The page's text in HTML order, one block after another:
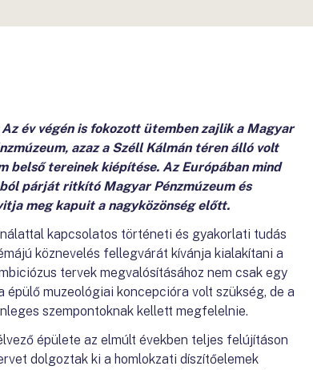
év végén is fokozott ütemben zajlik a Magyar
azaz a Széll Kálmán téren álló volt
belső tereinek kiépítése. Az Európában mind
párját ritkító Magyar Pénzmúzeum és
meg kapuit a nagyközönség előtt.
kapcsolatos történeti és gyakorlati tudás
köznevelés fellegvárát kívánja kialakítani a
tervek megvalósításához nem csak egy
muzeológiai koncepcióra volt szükség, de a
szempontoknak kellett megfelelnie.
épülete az elmúlt években teljes felújításon
dolgoztak ki a homlokzati díszítőelemek